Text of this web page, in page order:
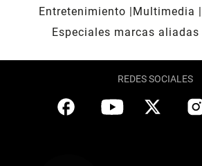
Entretenimiento
Multimedia
Especiales marcas aliadas
REDES SOCIALES